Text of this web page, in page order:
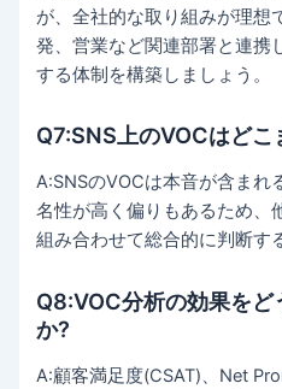
が、全社的な取り組みが理想
発、営業など関連部署と連携
する体制を構築しましょう。
Q7:SNS上のVOCはどこ
A:SNSのVOCは本音が含まれ
名性が高く偏りもあるため、
組み合わせて総合的に判断す
Q8:VOC分析の効果をど
か?
A:顧客満足度(CSAT)、Net